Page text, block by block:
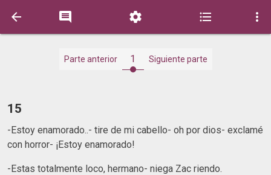
    
Parte anterior 1 Siguiente parte
15
-Estoy enamorado..- tire de mi cabello- oh por dios- exclamé
con horror- ¡Estoy enamorado!
-Estas totalmente loco, hermano- niega Zac riendo.